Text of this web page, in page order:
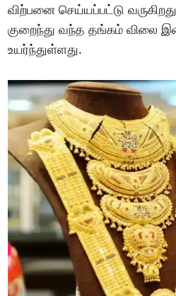
விற்பனை செய்யப்பட்டு
குறைந்து வந்த தங்கம் விலை
உயர்ந்துள்ளது.